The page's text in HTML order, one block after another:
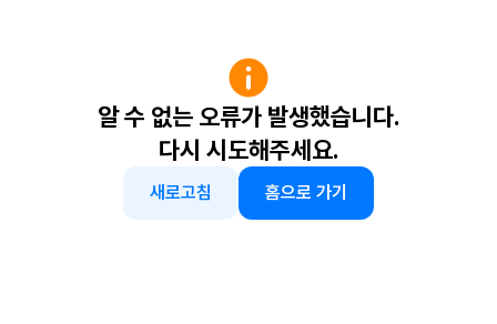
알 수 없는 오류가 발생했습니다.
다시 시도해주세요.
새로고침 홈으로 가기